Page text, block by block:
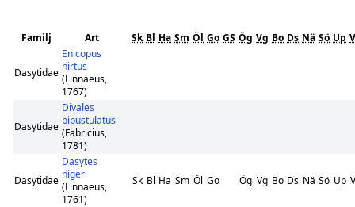
Familj Art Sk Bl Ha Sm Öl Go GS Ög Vg Bo Ds Nä Sö Up
Dasytidae
Enicopus
hirtus
(Linnaeus,
1767)
Dasytidae
Divales
bipustulatus
(Fabricius,
1781)
Dasytidae
Dasytes
niger
(Linnaeus,
1761)
Sk Bl Ha Sm Öl Go Ög Vg Bo Ds Nä Sö Up